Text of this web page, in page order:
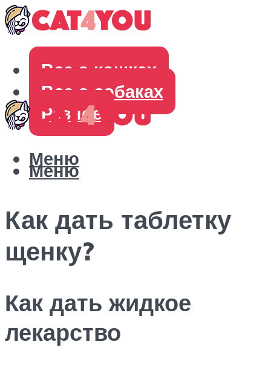
Все о кошках
Все о собаках
Разное
Меню
Меню
Как дать таблетку
щенку?
Как дать жидкое
лекарство